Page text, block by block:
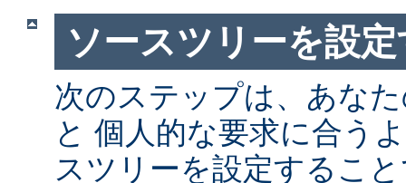
ソースツリーを設
次のステップは、あな
と 個人的な要求に合う
スツリーを設定するこ